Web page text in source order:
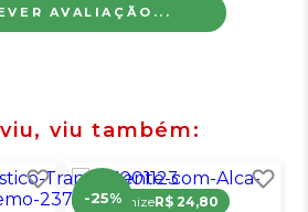
AVALIAÇÃO...
viu também
-25%
EconomizeR$ 24,80